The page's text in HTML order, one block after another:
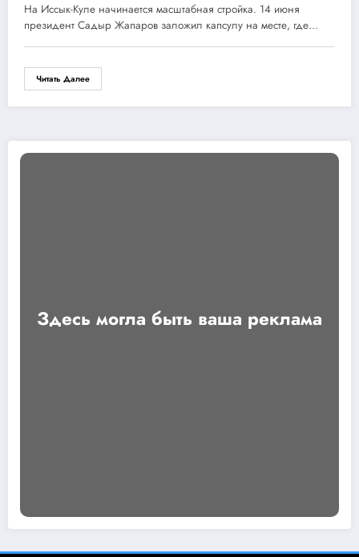
На Иссык-Куле начинается масштабная стройка. 14 июня
президент Садыр Жапаров заложил капсулу на месте, где…
Читать Далее
Здесь могла быть ваша реклама